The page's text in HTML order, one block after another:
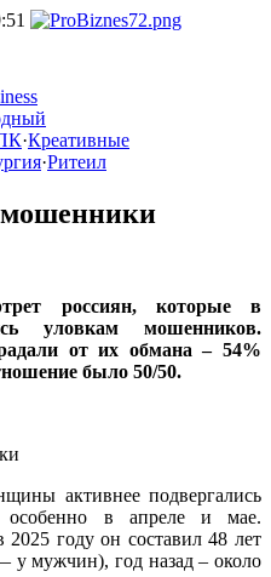
·Креативные
·Ритеил
россиян, которые в
уловкам мошенников.
от их обмана – 54%
было 50/50.
активнее подвергались
особенно в апреле и мае.
2025 году он составил 48 лет
у мужчин), год назад – около